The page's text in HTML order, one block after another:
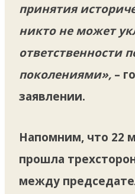
принятия
никто не может
ответственности
поколениями», –
заявлении.
Напомним, что 22
прошла
между